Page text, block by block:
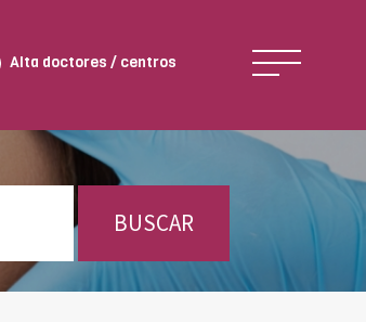
Alta doctores / centros
BUSCAR